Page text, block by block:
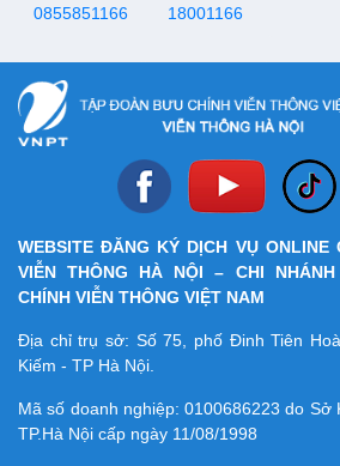
0855851166
18001166
WEBSITE ĐĂNG KÝ DỊCH VỤ ONLINE
VIỄN THÔNG HÀ NỘI – CHI
CHÍNH VIỄN THÔNG VIỆT NAM
Địa chỉ trụ sở: Số 75, phố Đinh Tiên
Kiếm - TP Hà Nội.
Mã số doanh nghiệp:0100686223 do Sở
TP.Hà Nội cấp ngày 11/08/1998